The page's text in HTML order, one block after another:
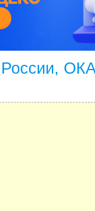
России,